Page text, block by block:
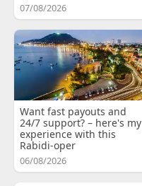
07/08/2026
Want fast payouts and
24/7 support? – here's my
experience with this
Rabidi-oper
06/08/2026